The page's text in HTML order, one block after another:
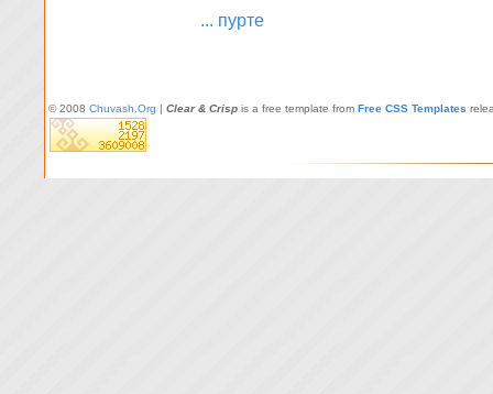
... пурте
© 2008 Chuvash.Org | Clear & Crisp is a free template from Free CSS Templates